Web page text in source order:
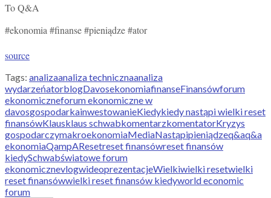
To Q&A
#ekonomia #finanse #pieniądze #ator
source
Tags: analizaanaliza technicznaanaliza
wydarzeńatorblogDavosekonomiafinanseFinansówforum
ekonomiczneforum ekonomiczne w
davosgospodarkainwestowanieKiedykiedy nastąpi wielki reset
finansówKlausklaus schwabkomentarzkomentatorKryzys
gospodarczymakroekonomiaMediaNastąpipieniądzeq&aq&a
ekonomiaQampAResetreset finansówreset finansów
kiedySchwabświatowe forum
ekonomicznevlogwideoprezentacjeWielkiwielki resetwielki
reset finansówwielki reset finansów kiedyworld economic
forum